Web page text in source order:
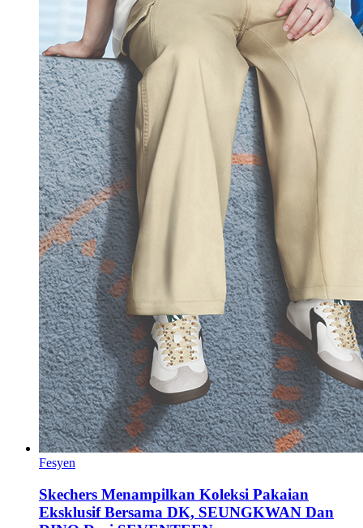
Fesyen
Skechers Menampilkan Koleksi Pakaian
Eksklusif Bersama DK, SEUNGKWAN Dan